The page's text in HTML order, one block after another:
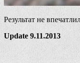
Результат не
Update 9.11.2013